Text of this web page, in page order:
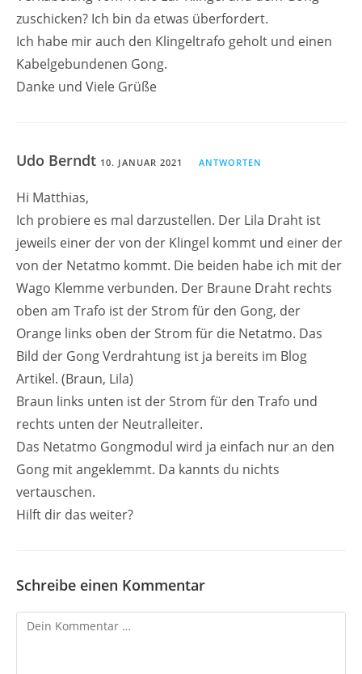
zuschicken? Ich bin da etwas überfordert.
Ich habe mir auch den Klingeltrafo geholt und einen
Kabelgebundenen Gong.
Danke und Viele Grüße
Udo Berndt 10. JANUAR 2021 ANTWORTEN
Hi Matthias,
Ich probiere es mal darzustellen. Der Lila Draht ist
jeweils einer der von der Klingel kommt und einer der
von der Netatmo kommt. Die beiden habe ich mit der
Wago Klemme verbunden. Der Braune Draht rechts
oben am Trafo ist der Strom für den Gong, der
Orange links oben der Strom für die Netatmo. Das
Bild der Gong Verdrahtung ist ja bereits im Blog
Artikel. (Braun, Lila)
Braun links unten ist der Strom für den Trafo und
rechts unten der Neutralleiter.
Das Netatmo Gongmodul wird ja einfach nur an den
Gong mit angeklemmt. Da kannts du nichts
vertauschen.
Hilft dir das weiter?
Schreibe einen Kommentar
Kommentar